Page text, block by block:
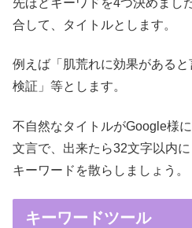
先ほどキーワドを4つ決めまし
合して、タイトルとします。
例えば「肌荒れに効果がある
検証」等とします。
不自然なタイトルがGoogle様
文言で、出来たら32文字以内
キーワードを散らしましょう。
キーワードツール